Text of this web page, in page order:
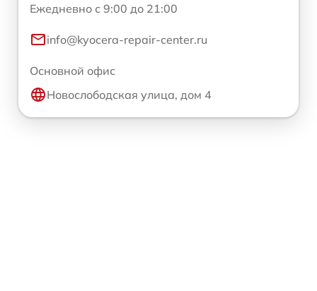
Ежедневно с 9:00 до 21:00
info@kyocera-repair-center.ru
Основной офис
Новослободская улица, дом 4